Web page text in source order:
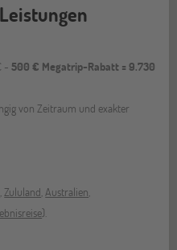
-500 € Megatrip-Rabatt = 9.730
von Zeitraum und exakter
Zululand Australien
).